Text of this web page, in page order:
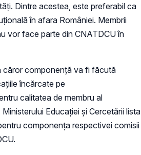
Dintre acestea, este preferabil ca
în afara României. Membrii
vor face parte din CNATDCU în
căror componență va fi făcută
încărcate pe
calitatea de membru al
Educației și Cercetării lista
componența respectivei comisii